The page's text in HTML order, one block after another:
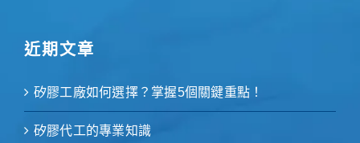
近期文章
矽膠工廠如何選擇？掌握5個關鍵重點！
矽膠代工的專業知識